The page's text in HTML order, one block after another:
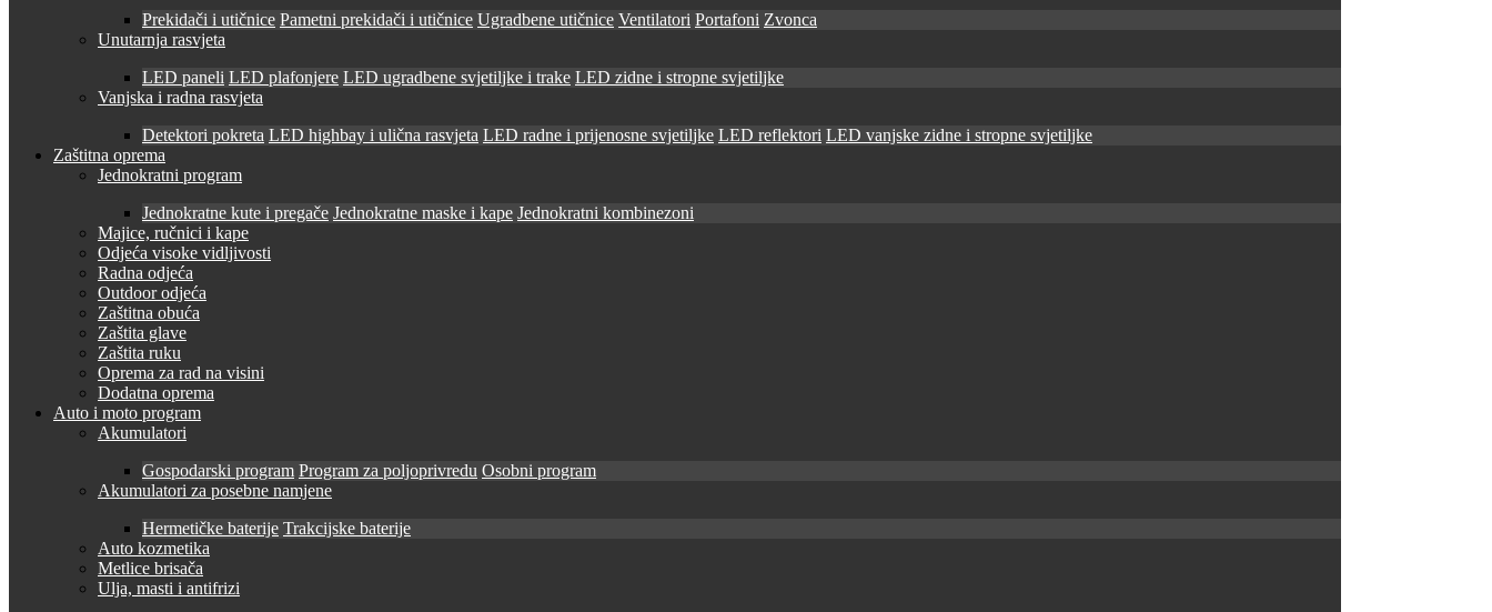
Prekidači i utičnice Pametni prekidači i utičnice Ugradbene utičnice Ventilatori Portafoni Zvonca
Unutarnja rasvjeta
LED paneli LED plafonjere LED ugradbene svjetiljke i trake LED zidne i stropne svjetiljke
Vanjska i radna rasvjeta
Detektori pokreta LED highbay i ulična rasvjeta LED radne i prijenosne svjetiljke LED reflektori LED vanjske zidne i stropne svjetiljke
Zaštitna oprema
Jednokratni program
Jednokratne kute i pregače Jednokratne maske i kape Jednokratni kombinezoni
Majice, ručnici i kape
Odjeća visoke vidljivosti
Radna odjeća
Outdoor odjeća
Zaštitna obuća
Zaštita glave
Zaštita ruku
Oprema za rad na visini
Dodatna oprema
Auto i moto program
Akumulatori
Gospodarski program Program za poljoprivredu Osobni program
Akumulatori za posebne namjene
Hermetičke baterije Trakcijske baterije
Auto kozmetika
Metlice brisača
Ulja, masti i antifrizi